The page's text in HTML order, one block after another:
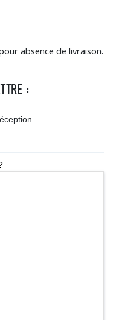
absence de livraison.
:
Nom